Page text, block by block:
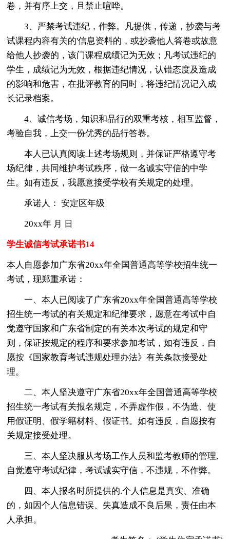
卷，并有序上交，且禁止喧哗。
3、严禁考试违纪，作弊。凡提供，传递，抄袭与考
试课程内容有关的'信息资料的，或抄袭他人答卷或故意
给他人抄袭的，该门课程成绩记为无效；凡考试违纪的
学生，成绩记为无效，根据违纪情况，认错态度及造成
的影响和危害，在批评教育的同时，将违纪情况记入成
长记录档案。
4、诚信考场，知识和品行的双重考核，相互监督，
考验自我，上交一份优秀的品行答卷。
本人已认真阅读上述考场规则，并保证严格遵守考
场纪律，共同维护考试秩序，做一名诚实守信的中学
生。如有违反，我愿意接受学校有关规定的处理。
承诺人： 安定区年级
20xx年 月 日
学生诚信考试承诺书14
本人自愿参加广东省20xx年全国普通高等学校招生统一
考试，现郑重承诺：
一、本人已阅读了广东省20xx年全国普通高等学校
招生统一考试的有关规定和纪律要求，愿意在考试中自
觉遵守国家和广东省制定的有关本次考试的规定和守
则，保证按规定的程序和要求参加考试，如有违反，自
愿按《国家教育考试违规处理办法》有关条款接受处
理。
二、本人坚决遵守广东省20xx年全国普通高等学校
招生统一考试有关报名规定，不弄虚作假，不伪造、使
用假证明、假学籍材料、假证书。如有违反，自愿按有
关规定接受处理。
三、本人坚决服从考场工作人员和监考教师的管理,
自觉遵守考试纪律，考试诚实守信，不违规，不作弊。
四、本人报名时所提供的.个人信息是真实、准确
的，如因个人信息错误、失真造成不良后果，责任由本
人承担。